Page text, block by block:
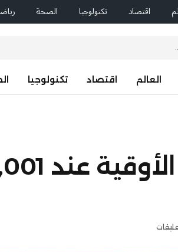
اقتصاد تكنولوجيا الصحة
العالم اقتصاد تكنولوجيا